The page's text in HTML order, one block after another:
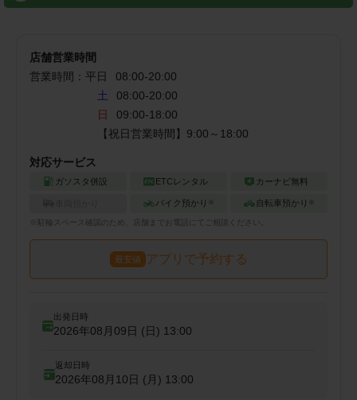
店舗営業時間
営業時間： 平日 08:00-20:00
土
08:00-20:00
日
09:00-18:00
【祝日営業時間】9:00～18:00
対応サービス
ガソスタ併設 ETCレンタル カーナビ無料
バイク預かり ※ 自転車預かり ※
※ スペース確認のため、店舗までお電話にてご相談ください。
最安値 アプリで予約する
出発日時
2026年08月09日 (日) 13:00
返却日時
2026年08月10日 (月) 13:00